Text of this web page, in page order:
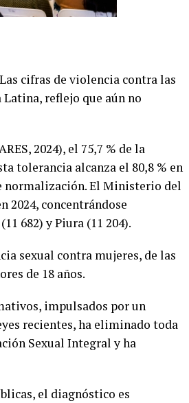
cifras de violencia contra las
reflejo que aún no
2024), el 75,7 % de la
tolerancia alcanza el 80,8 % en
normalización. El Ministerio del
2024, concentrándose
682) y Piura (11 204).
sexual contra mujeres, de las
de 18 años.
impulsados por un
recientes, ha eliminado toda
Sexual Integral y ha
el diagnóstico es